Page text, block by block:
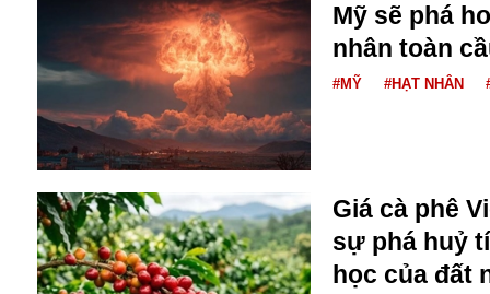
Gương sáng
Golf
Giáng sinh
GDP
Mỹ sẽ phá
nhân toàn
#MỸ #HẠT NHÂN
Giá cà phê
sự phá huỷ
học của đất